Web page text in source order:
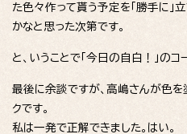
た色々作って貰う予定を「勝手に」
かなと思った次第です。
と、いうことで「今日の自白！」のコ
最後に余談ですが、高嶋さんが色を
クです。
私は一発で正解できました。はい。